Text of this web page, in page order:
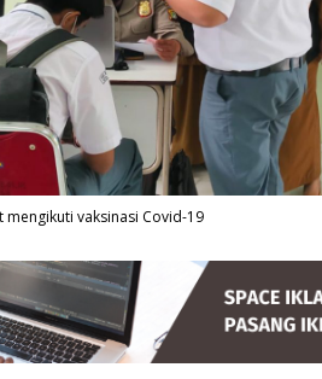
mengikuti vaksinasi Covid-19